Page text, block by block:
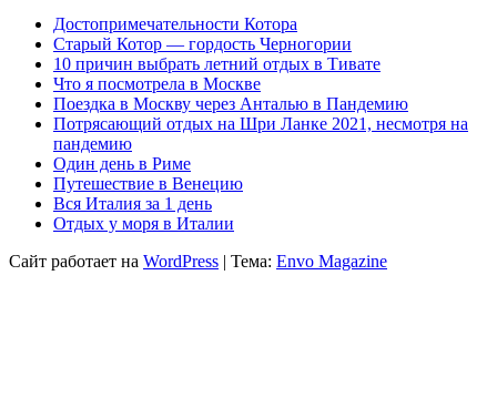
Достопримечательности Котора
Старый Котор — гордость Черногории
10 причин выбрать летний отдых в Тивате
Что я посмотрела в Москве
Поездка в Москву через Анталью в Пандемию
Потрясающий отдых на Шри Ланке 2021, несмотря на
пандемию
Один день в Риме
Путешествие в Венецию
Вся Италия за 1 день
Отдых у моря в Италии
Сайт работает на WordPress | Тема: Envo Magazine